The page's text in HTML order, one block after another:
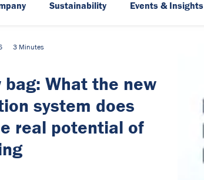
Sustainability Events & Insights
3 Minutes
bag: What the new
system does
real potential of